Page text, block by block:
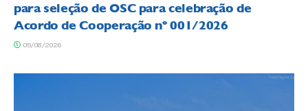
para seleção de OSC para celebração de
Acordo de Cooperação nº 001/2026
05/08/2026